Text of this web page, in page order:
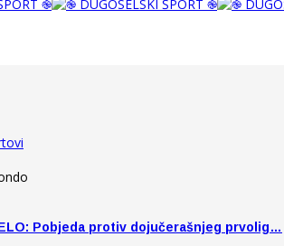
Pobjeda protiv dojučerašnjeg prvolig…